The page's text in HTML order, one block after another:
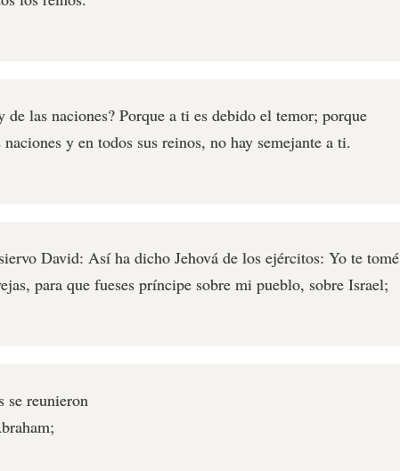
de las naciones? Porque a ti es debido el temor; porque
y en todos sus reinos, no hay semejante a ti.
David: Así ha dicho Jehová de los ejércitos: Yo te tomé
para que fueses príncipe sobre mi pueblo, sobre Israel;
se reunieron